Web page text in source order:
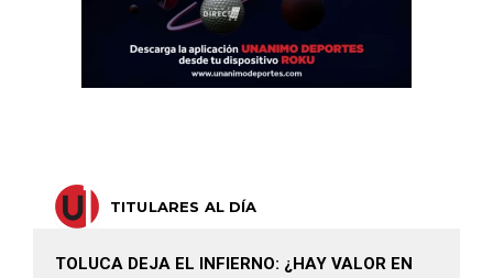
TITULARES AL DÍA
TOLUCA DEJA EL INFIERNO: ¿HAY VALOR EN